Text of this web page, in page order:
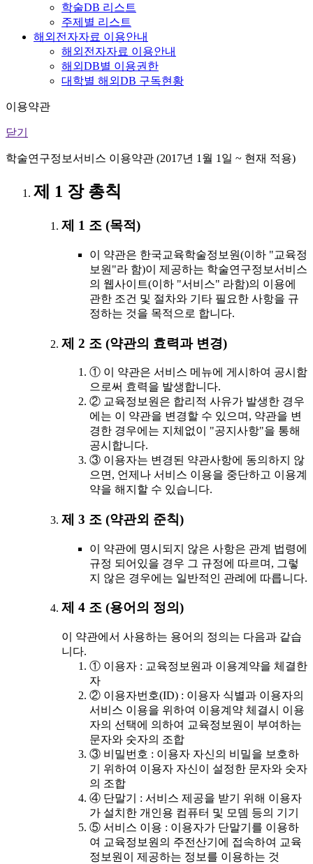
학술DB 리스트
주제별 리스트
해외전자자료 이용안내
해외전자자료 이용안내
해외DB별 이용권한
대학별 해외DB 구독현황
이용약관
닫기
학술연구정보서비스 이용약관 (2017년 1월 1일 ~ 현재 적용)
제 1 장 총칙
제 1 조 (목적)
이 약관은 한국교육학술정보원(이하 "교육정
보원"라 함)이 제공하는 학술연구정보서비스
의 웹사이트(이하 "서비스" 라함)의 이용에
관한 조건 및 절차와 기타 필요한 사항을 규
정하는 것을 목적으로 합니다.
제 2 조 (약관의 효력과 변경)
① 이 약관은 서비스 메뉴에 게시하여 공시함
으로써 효력을 발생합니다.
② 교육정보원은 합리적 사유가 발생한 경우
에는 이 약관을 변경할 수 있으며, 약관을 변
경한 경우에는 지체없이 "공지사항"을 통해
공시합니다.
③ 이용자는 변경된 약관사항에 동의하지 않
으면, 언제나 서비스 이용을 중단하고 이용계
약을 해지할 수 있습니다.
제 3 조 (약관외 준칙)
이 약관에 명시되지 않은 사항은 관계 법령에
규정 되어있을 경우 그 규정에 따르며, 그렇
지 않은 경우에는 일반적인 관례에 따릅니다.
제 4 조 (용어의 정의)
이 약관에서 사용하는 용어의 정의는 다음과 같습
니다.
① 이용자 : 교육정보원과 이용계약을 체결한
자
② 이용자번호(ID) : 이용자 식별과 이용자의
서비스 이용을 위하여 이용계약 체결시 이용
자의 선택에 의하여 교육정보원이 부여하는
문자와 숫자의 조합
③ 비밀번호 : 이용자 자신의 비밀을 보호하
기 위하여 이용자 자신이 설정한 문자와 숫자
의 조합
④ 단말기 : 서비스 제공을 받기 위해 이용자
가 설치한 개인용 컴퓨터 및 모뎀 등의 기기
⑤ 서비스 이용 : 이용자가 단말기를 이용하
여 교육정보원의 주전산기에 접속하여 교육
정보원이 제공하는 정보를 이용하는 것